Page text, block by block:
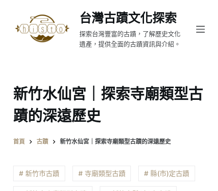
至
台灣古蹟文化探索
探索台灣豐富的古蹟，了解歷史文化
遺產，提供全面的古蹟資訊與介紹。
新竹水仙宮｜探索寺廟類型古
蹟的深遠歷史
首頁 古蹟 新竹水仙宮｜探索寺廟類型古蹟的深遠歷史
# 新竹市古蹟 # 寺廟類型古蹟 # 縣(市)定古蹟